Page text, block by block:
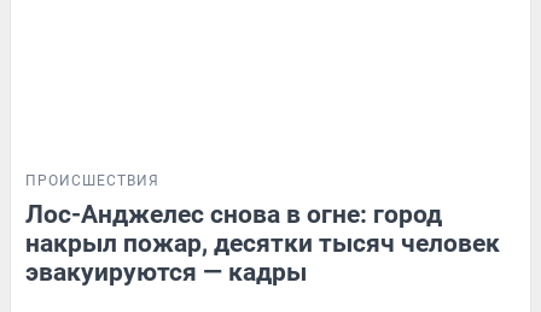
ПРОИСШЕСТВИЯ
Лос-Анджелес снова в огне: город
накрыл пожар, десятки тысяч человек
эвакуируются — кадры